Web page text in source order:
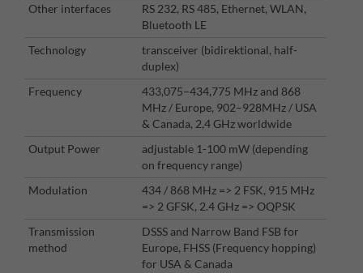
Other interfaces
RS 232, RS 485, Ethernet, WLAN,
Bluetooth LE
Technology
transceiver (bidirektional, half-
duplex)
Frequency
433,075–434,775 MHz and 868
MHz / Europe, 902–928MHz / USA
& Canada, 2,4 GHz worldwide
Output Power
adjustable 1-100 mW (depending
on frequency range)
Modulation
434 / 868 MHz => 2 FSK, 915 MHz
=> 2 GFSK, 2.4 GHz => OQPSK
Transmission
method
DSSS and Narrow Band FSB for
Europe, FHSS (Frequency hopping)
for USA & Canada